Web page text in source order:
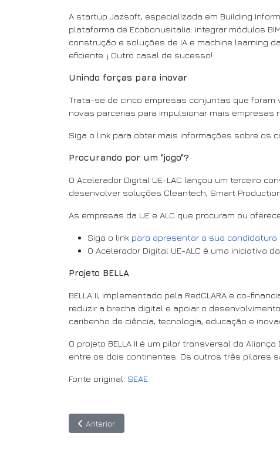
A startup Jazsoft, especializada em Building
plataforma de Ecobonusitalia: integrar módulos
construção e soluções de IA e machine learning
eficiente. ¡ Outro casal de sucesso!
Unindo forças para inovar
Trata-se de cinco empresas conjuntas que foram
novas parcerias para impulsionar mais empresas
Siga o link para obter mais informações sobre os
Procurando por um "jogo"?
O Acelerador Digital UE-LAC lançou um terceiro
desenvolver soluções Cleantech, Smart
As empresas da UE e ALC que procuram ou
Siga o link para apresentar a sua candidatura
O Acelerador Digital UE-ALC é uma iniciativa da
Projeto BELLA
BELLA II, implementado pela RedCLARA e co-
reduzir a brecha digital e apoiar o
caribenho de ciência, tecnologia, educação e
O projeto BELLA II é um pilar transversal da
entre os dois continentes. Os outros três pilares
Fonte original: SEAE
Artigo anterior: Palestras motivacionais do "Call for
Anterior